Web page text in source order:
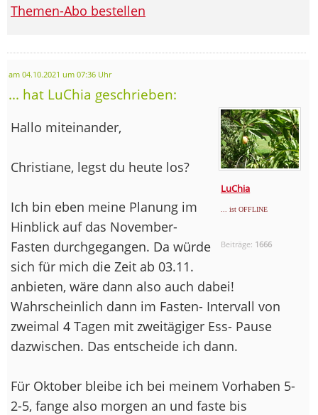
Themen-Abo bestellen
am 04.10.2021 um 07:36 Uhr
... hat LuChia geschrieben:
LuChia
... ist OFFLINE
Beiträge: 1666
Hallo miteinander,
Christiane, legst du heute los?
Ich bin eben meine Planung im
Hinblick auf das November-
Fasten durchgegangen. Da würde
sich für mich die Zeit ab 03.11.
anbieten, wäre dann also auch dabei!
Wahrscheinlich dann im Fasten- Intervall von
zweimal 4 Tagen mit zweitägiger Ess- Pause
dazwischen. Das entscheide ich dann.
Für Oktober bleibe ich bei meinem Vorhaben 5-
2-5, fange also morgen an und faste bis